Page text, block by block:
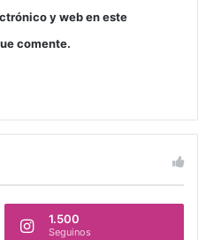
y web en este
comente.
1.500
Seguinos